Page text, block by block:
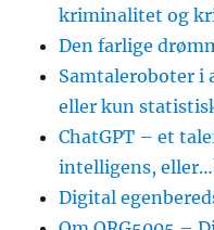
kriminalitet og
Den farlige
Samtaleroboter i
eller kun
ChatGPT – et
intelligens,
Digital